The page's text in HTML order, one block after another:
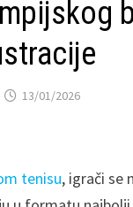
13/01/2026
tenisu, igrači se